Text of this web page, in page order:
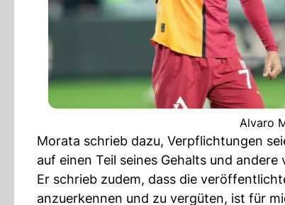
Alvaro
Morata schrieb dazu, Verpflichtungen
auf einen Teil seines Gehalts und
Er schrieb zudem, dass die
anzuerkennen und zu vergüten, ist für